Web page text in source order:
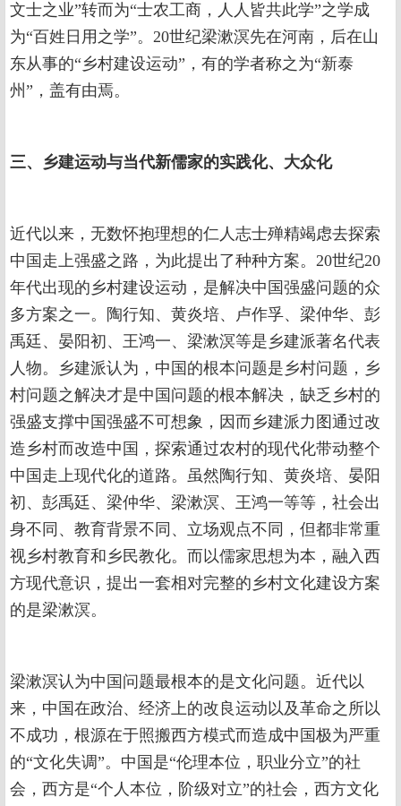
文士之业”转而为“士农工商，人人皆共此学”之学成
为“百姓日用之学”。20世纪梁漱溟先在河南，后在山
东从事的“乡村建设运动”，有的学者称之为“新泰
州”，盖有由焉。
三、乡建运动与当代新儒家的实践化、大众化
近代以来，无数怀抱理想的仁人志士殚精竭虑去探索
中国走上强盛之路，为此提出了种种方案。20世纪20
年代出现的乡村建设运动，是解决中国强盛问题的众
多方案之一。陶行知、黄炎培、卢作孚、梁仲华、彭
禹廷、晏阳初、王鸿一、梁漱溟等是乡建派著名代表
人物。乡建派认为，中国的根本问题是乡村问题，乡
村问题之解决才是中国问题的根本解决，缺乏乡村的
强盛支撑中国强盛不可想象，因而乡建派力图通过改
造乡村而改造中国，探索通过农村的现代化带动整个
中国走上现代化的道路。虽然陶行知、黄炎培、晏阳
初、彭禹廷、梁仲华、梁漱溟、王鸿一等等，社会出
身不同、教育背景不同、立场观点不同，但都非常重
视乡村教育和乡民教化。而以儒家思想为本，融入西
方现代意识，提出一套相对完整的乡村文化建设方案
的是梁漱溟。
梁漱溟认为中国问题最根本的是文化问题。近代以
来，中国在政治、经济上的改良运动以及革命之所以
不成功，根源在于照搬西方模式而造成中国极为严重
的“文化失调”。中国是“伦理本位，职业分立”的社
会，西方是“个人本位，阶级对立”的社会，西方文化